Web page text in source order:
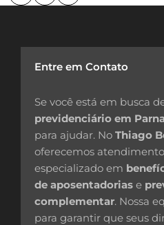
Entre em Contato
Se você está em busca
previdenciário em
para ajudar. No Thiago
oferecemos
especializado em
de aposentadorias e
complementar. Nossa
para garantir que seus